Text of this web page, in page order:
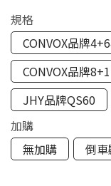
規格
CONVOX品牌
CONVOX品牌
JHY品牌QS60
加購
無加購
倒